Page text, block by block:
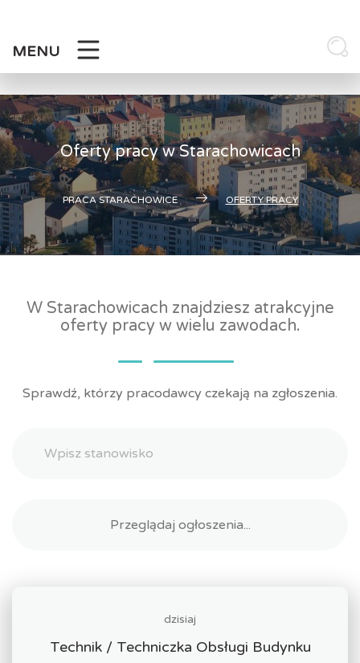
MENU
Oferty pracy w Starachowicach
PRACA STARACHOWICE OFERTY PRACY
W Starachowicach znajdziesz atrakcyjne
oferty pracy w wielu zawodach.
Sprawdź, którzy pracodawcy czekają na zgłoszenia.
dzisiaj
Technik / Techniczka Obsługi Budynku